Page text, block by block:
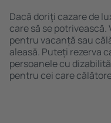
Dacă doriţi cazare de
care să se
pentru vacanță sau
aleasă. Puteți rezerva
persoanele cu
pentru cei care